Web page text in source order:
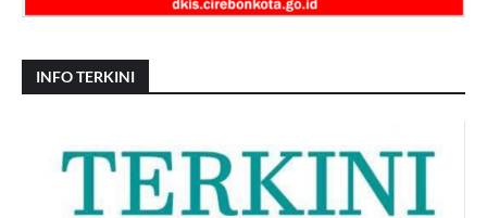
INFO TERKINI